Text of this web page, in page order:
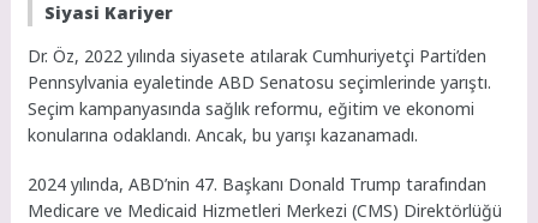
Siyasi Kariyer
Dr. Öz, 2022 yılında siyasete atılarak Cumhuriyetçi Parti’den
Pennsylvania eyaletinde ABD Senatosu seçimlerinde yarıştı.
Seçim kampanyasında sağlık reformu, eğitim ve ekonomi
konularına odaklandı. Ancak, bu yarışı kazanamadı.
2024 yılında, ABD’nin 47. Başkanı Donald Trump tarafından
Medicare ve Medicaid Hizmetleri Merkezi (CMS) Direktörlüğü